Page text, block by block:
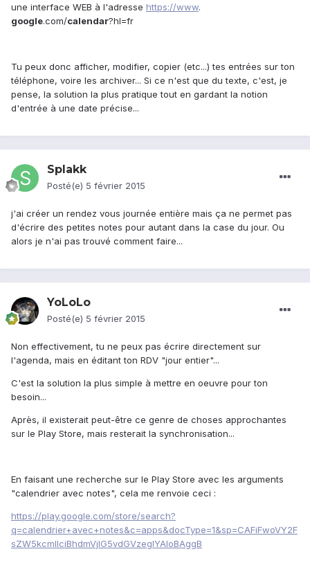
une interface WEB à l'adresse https://www.
google.com/calendar?hl=fr
Tu peux donc afficher, modifier, copier (etc...) tes entrées sur ton
téléphone, voire les archiver... Si ce n'est que du texte, c'est, je
pense, la solution la plus pratique tout en gardant la notion
d'entrée à une date précise...
Splakk
Posté(e) 5 février 2015
j'ai créer un rendez vous journée entière mais ça ne permet pas
d'écrire des petites notes pour autant dans la case du jour. Ou
alors je n'ai pas trouvé comment faire...
YoLoLo
Posté(e) 5 février 2015
Non effectivement, tu ne peux pas écrire directement sur
l'agenda, mais en éditant ton RDV "jour entier"...
C'est la solution la plus simple à mettre en oeuvre pour ton
besoin...
Après, il existerait peut-être ce genre de choses approchantes
sur le Play Store, mais resterait la synchronisation...
En faisant une recherche sur le Play Store avec les arguments
"calendrier avec notes", cela me renvoie ceci :
https://play.google.com/store/search?
q=calendrier+avec+notes&c=apps&docType=1&sp=CAFiFwoVY2F
sZW5kcmllciBhdmVjIG5vdGVzegIYAIoBAggB